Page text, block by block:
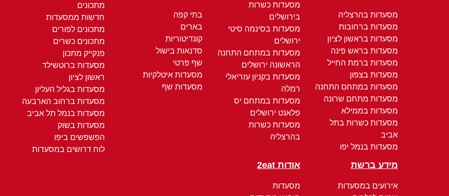
מסעדות בהרצליה
מסעדות ברחובות
מסעדות בראשון לציון
מסעדות בראש פינה
מסעדות ברמת החייל
מסעדות בצפון
מסעדות במתחם התחנה
מסעדות מתחם שרונה
מסעדות בממילא
מסעדות כשרות בתל
אביב
מסעדות בנמל יפו
מסעדות כשרות
בירושלים
מסעדות בסינמה סיטי
ירושלים
מסעדות במתחם התחנה
הראשונה ירושלים
מסעדות בקניון עזריאלי
רמלה
מסעדות במתחם יס
פלאנט ירושלים
מסעדות כשרות
בהרצליה
בתי קפה
בארים
קונדיטוריות
סדנאות בישול
שף פרטי
מסעדות איטלקיות
מסעדות שף
מתכונים
חדשות ממסעדות
מתכונים לפורים
מתכונים כשרים
פנקייק מתכון
מסעדות ברוטשילד
ראשון לציון
מסעדות בגליל העליון
מסעדות ברחוב הארבעה
מסעדות בנמל תל אביב
מסעדות בשוק
הפשפשים ביפו
לוח דרושים במסעדות
מידע ברשת
אירועים במסעדות
אודות 2eat
מסעדות